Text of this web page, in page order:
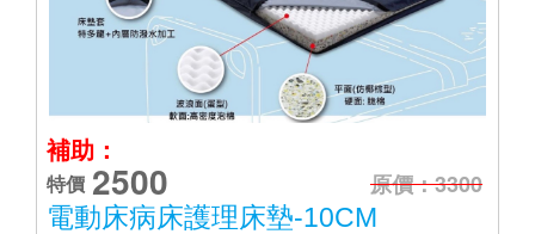
補助：
特價 2500
原價：3300
電動床病床護理床墊-10CM